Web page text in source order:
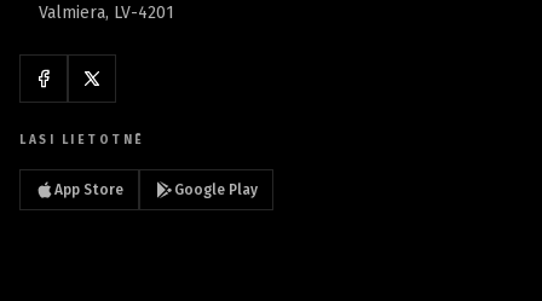
Valmiera, LV-4201
LASI LIETOTNĒ
App Store Google Play